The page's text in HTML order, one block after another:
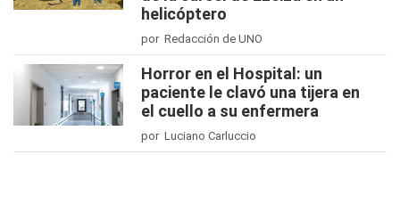
helicóptero
por Redacción de UNO
Horror en el Hospital: un
paciente le clavó una tijera en
el cuello a su enfermera
por Luciano Carluccio